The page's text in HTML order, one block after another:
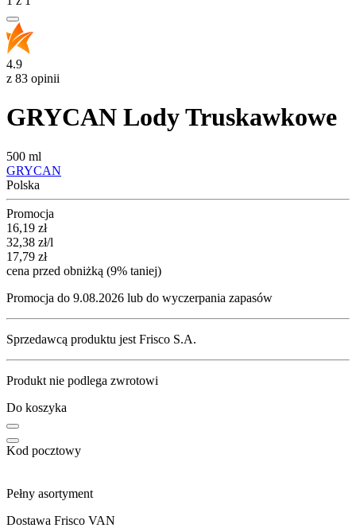
4.9
z 83 opinii
GRYCAN Lody Truskawkowe
500 ml
GRYCAN
Polska
Promocja
Cena promocyjna
16,19 zł
32,38 zł/l
17,79 zł
cena przed obniżką (9% taniej)
Promocja do 9.08.2026 lub do wyczerpania zapasów
Sprzedawcą produktu jest Frisco S.A.
Produkt nie podlega zwrotowi
Do koszyka
Kod pocztowy
Pełny asortyment
Dostawa Frisco VAN